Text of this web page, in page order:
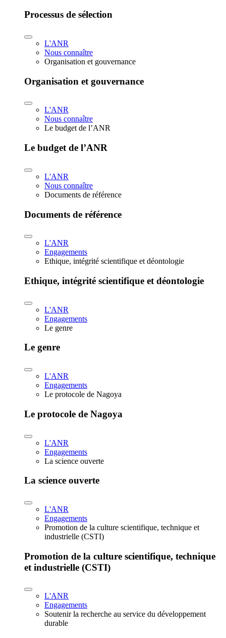
Processus de sélection
L'ANR
Nous connaître
Organisation et gouvernance
Organisation et gouvernance
L'ANR
Nous connaître
Le budget de l’ANR
Le budget de l’ANR
L'ANR
Nous connaître
Documents de référence
Documents de référence
L'ANR
Engagements
Ethique, intégrité scientifique et déontologie
Ethique, intégrité scientifique et déontologie
L'ANR
Engagements
Le genre
Le genre
L'ANR
Engagements
Le protocole de Nagoya
Le protocole de Nagoya
L'ANR
Engagements
La science ouverte
La science ouverte
L'ANR
Engagements
Promotion de la culture scientifique, technique et
industrielle (CSTI)
Promotion de la culture scientifique, technique
et industrielle (CSTI)
L'ANR
Engagements
Soutenir la recherche au service du développement
durable